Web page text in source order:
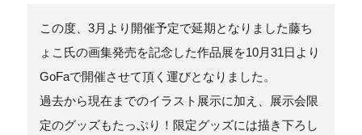
この度、3月より開催予定で延期となりました藤ち
ょこ氏の画集発売を記念した作品展を10月31日より
GoFaで開催させて頂く運びとなりました。
過去から現在までのイラスト展示に加え、展示会限
定のグッズもたっぷり！限定グッズには描き下ろし